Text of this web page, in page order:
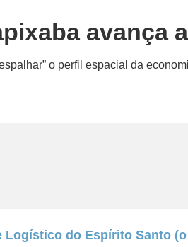
avança
o perfil espacial da
Logístico do Espírito Santo